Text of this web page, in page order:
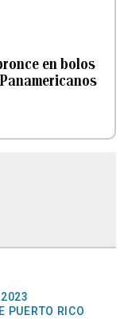
en bolos
PUERTO RICO